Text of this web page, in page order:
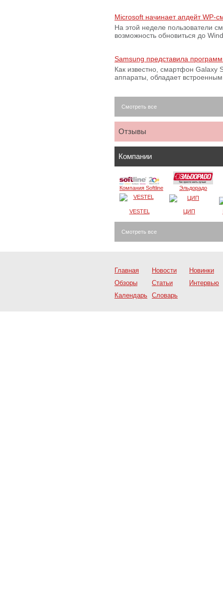
Microsoft начинает апдейт WP-
На этой неделе пользователи
возможность обновиться до
Samsung представила
Как известно, смартфон Galaxy
аппараты, обладает
Смотреть все
Отзывы
Компании
Компания Softline Эльдорадо
VESTEL ЦИП
Смотреть все
Главная Новости
Новинки
Обзоры
Статьи
Интервью
Календарь Словарь